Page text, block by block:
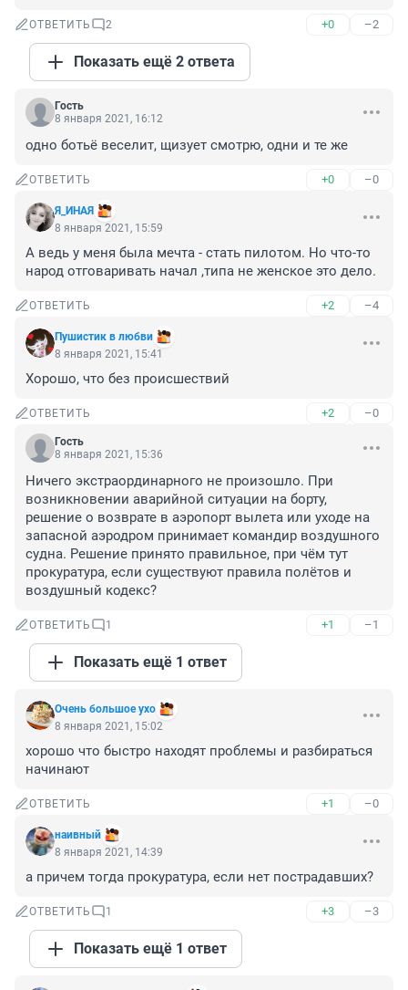
ОТВЕТИТЬ 2 +0 –2
Показать ещё 2 ответа
Гость
8 января 2021, 16:12
одно ботьё веселит, щизует смотрю, одни и те же
ОТВЕТИТЬ +0 –0
Я_ИНAЯ
8 января 2021, 15:59
А ведь у меня была мечта - стать пилотом. Но что-то
народ отговаривать начал ,типа не женское это дело.
ОТВЕТИТЬ +2 –4
Пушистик в любви
8 января 2021, 15:41
Хорошо, что без происшествий
ОТВЕТИТЬ +2 –0
Гость
8 января 2021, 15:36
Ничего экстраординарного не произошло. При
возникновении аварийной ситуации на борту,
решение о возврате в аэропорт вылета или уходе на
запасной аэродром принимает командир воздушного
судна. Решение принято правильное, при чём тут
прокуратура, если существуют правила полётов и
воздушный кодекс?
ОТВЕТИТЬ 1 +1 –1
Показать ещё 1 ответ
Очень большое ухо
8 января 2021, 15:02
хорошо что быстро находят проблемы и разбираться
начинают
ОТВЕТИТЬ +1 –0
наивный
8 января 2021, 14:39
а причем тогда прокуратура, если нет пострадавших?
ОТВЕТИТЬ 1 +3 –3
Показать ещё 1 ответ